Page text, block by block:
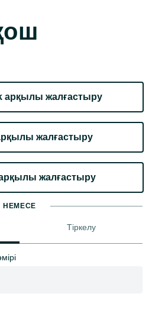
арқылы жалғастыру
жалғастыру
жалғастыру
НЕМЕСЕ
Тіркелу